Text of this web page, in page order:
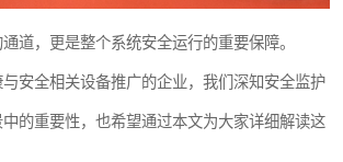
道，更是整个系统安全运行的重要保障。
安全相关设备推广的企业，我们深知安全监护
的重要性，也希望通过本文为大家详细解读这